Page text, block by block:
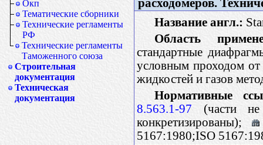
Окп
Тематические сборники
Технические регламенты
РФ
Технические регламенты
Таможенного союза
Строительная
документация
Техническая
документация
расходомеров.
Название англ.:
Область
стандартные
условным проходом от
жидкостей и газов
Нормативные
8.563.1-97 (части не
конкретизированы);
5167:1980;ISO